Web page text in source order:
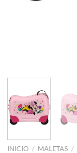
INICIO / MALETAS /